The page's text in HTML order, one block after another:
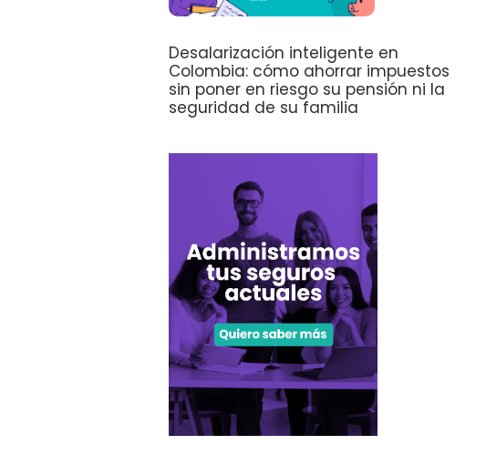
Desalarización inteligente en
Colombia: cómo ahorrar impuestos
sin poner en riesgo su pensión ni la
seguridad de su familia